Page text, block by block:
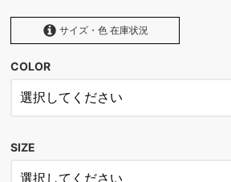
サイズ・色 在庫状況
COLOR
SIZE